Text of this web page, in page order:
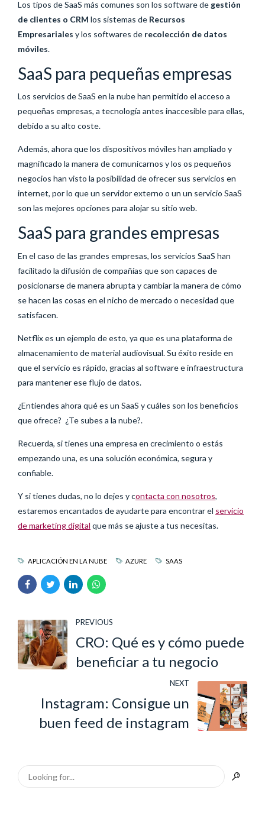
Los tipos de SaaS más comunes son los software de gestión
de clientes o CRM los sistemas de Recursos
Empresariales y los softwares de recolección de datos
móviles.
SaaS para pequeñas empresas
Los servicios de SaaS en la nube han permitido el acceso a
pequeñas empresas, a tecnología antes inaccesible para ellas,
debido a su alto coste.
Además, ahora que los dispositivos móviles han ampliado y
magnificado la manera de comunicarnos y los os pequeños
negocios han visto la posibilidad de ofrecer sus servicios en
internet, por lo que un servidor externo o un un servicio SaaS
son las mejores opciones para alojar su sitio web.
SaaS para grandes empresas
En el caso de las grandes empresas, los servicios SaaS han
facilitado la difusión de compañías que son capaces de
posicionarse de manera abrupta y cambiar la manera de cómo
se hacen las cosas en el nicho de mercado o necesidad que
satisfacen.
Netflix es un ejemplo de esto, ya que es una plataforma de
almacenamiento de material audiovisual. Su éxito reside en
que el servicio es rápido, gracias al software e infraestructura
para mantener ese flujo de datos.
¿Entiendes ahora qué es un SaaS y cuáles son los beneficios
que ofrece? ¿Te subes a la nube?.
Recuerda, si tienes una empresa en crecimiento o estás
empezando una, es una solución económica, segura y
confiable.
Y si tienes dudas, no lo dejes y contacta con nosotros,
estaremos encantados de ayudarte para encontrar el servicio
de marketing digital que más se ajuste a tus necesitas.
APLICACIÓN EN LA NUBE AZURE SAAS
PREVIOUS
CRO: Qué es y cómo puede
beneficiar a tu negocio
NEXT
Instagram: Consigue un
buen feed de instagram